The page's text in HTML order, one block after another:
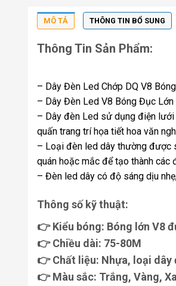
MÔ TẢ THÔNG TIN BỔ SUNG
Thông Tin Sản Phẩm:
– Dây Đèn Led Chớp DQ V8
– Dây Đèn Led V8 Bóng Đục Lớn
– Dây đèn Led sử dụng điện lưới
quấn trang trí họa tiết hoa văn
– Loại đèn led dây thường được
quán hoặc mắc để tạo thành các
– Đèn led dây có độ sáng dịu
Thông số kỹ thuật:
👉 Kiểu bóng: Bóng lớn V8
👉 Chiều dài: 75-80M
👉 Chất liệu: Nhựa, loại
👉 Màu sắc: Trắng, Vàng,